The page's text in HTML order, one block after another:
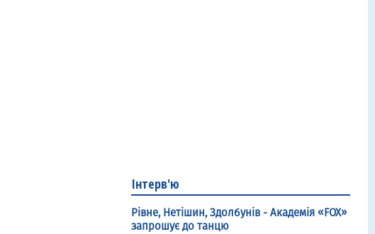
Інтерв'ю
Рівне, Нетішин, Здолбунів - Академія «FOX»
запрошує до танцю